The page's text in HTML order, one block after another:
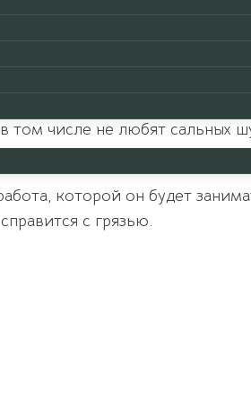
иглой.
Металл Инь любят,
том числе не любят сальных
которой он будет
с грязью.